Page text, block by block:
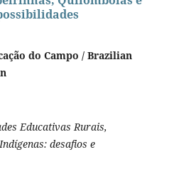
do Campo / Brazilian
Educativas Rurais,
desafios e